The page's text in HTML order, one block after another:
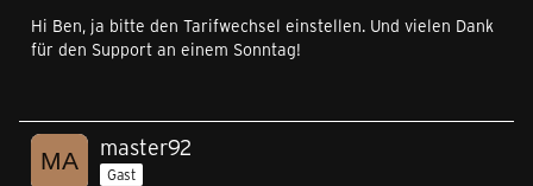
Anstelle deines alten Rabatts würdest du einen 10%
Rabatt bekommen, sodass der Tarif 19,80€ statt 22,00€
So bekommst du auch noch jedes Jahr 5GB mehr auf
diesen Tarif.
Hi Ben, ja bitte den Tarifwechsel einstellen. Und vielen Dank
für den Support an einem Sonntag!
master92
Gast